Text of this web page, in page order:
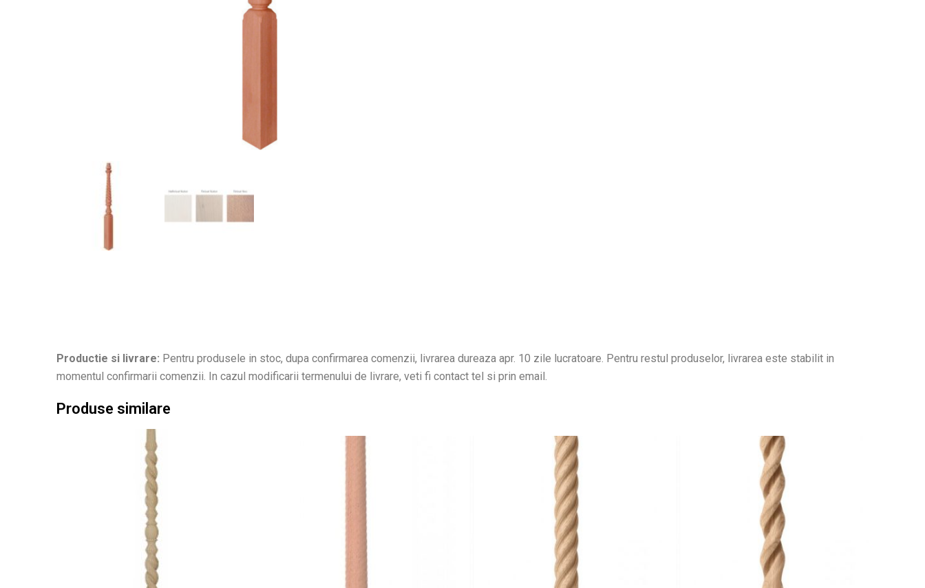
Productie si livrare: Pentru produsele in stoc, dupa confirmarea comenzii, livrarea dureaza apr. 10 zile lucratoare. Pentru restul produselor, livrarea este stabilit in
momentul confirmarii comenzii. In cazul modificarii termenului de livrare, veti fi contact tel si prin email.
Produse similare